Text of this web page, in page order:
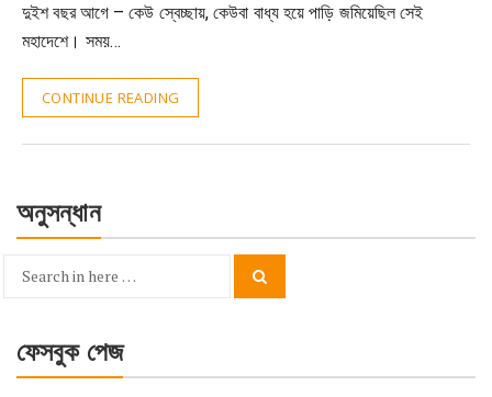
দুইশ বছর আগে – কেউ স্বেচ্ছায়, কেউবা বাধ্য হয়ে পাড়ি জমিয়েছিল সেই
মহাদেশে। সময়…
CONTINUE READING
অনুসন্ধান
Search
ফেসবুক পেজ